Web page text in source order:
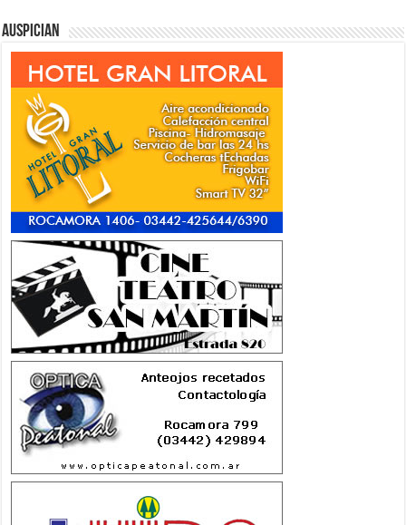
Auspician